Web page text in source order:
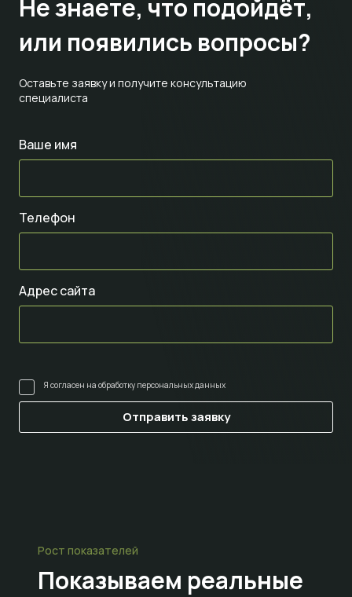
Оставьте заявку и получите консультацию
специалиста
Не знаете, что подойдёт,
или появились вопросы?
Ваше имя
Телефон
Адрес сайта
Я согласен на обработку персональных данных
Рост показателей
Показываем реальные